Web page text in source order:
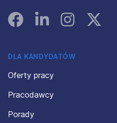
FacebookLinked InInstagramInstagram
DLA KANDYDATÓW
Oferty pracy
Pracodawcy
Porady